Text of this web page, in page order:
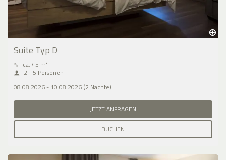
Suite Typ D
⤡ ca. 45 m²
2 - 5 Personen
08.08.2026 - 10.08.2026 (2 Nächte)
JETZT ANFRAGEN
BUCHEN